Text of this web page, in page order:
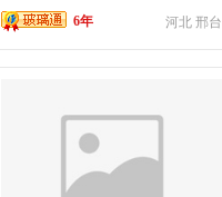
河北 邢台
6年